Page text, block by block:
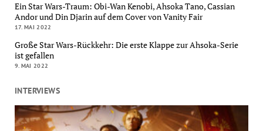
Ein Star Wars-Traum: Obi-Wan Kenobi, Ahsoka Tano, Cassian
Andor und Din Djarin auf dem Cover von Vanity Fair
17. MAI 2022
Große Star Wars-Rückkehr: Die erste Klappe zur Ahsoka-Serie
ist gefallen
9. MAI 2022
INTERVIEWS